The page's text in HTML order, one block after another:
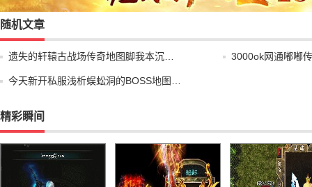
随机文章
遗失的轩辕古战场传奇地图脚我本沉… 3000ok网通嘟嘟
今天新开私服浅析蜈蚣洞的BOSS地图…
精彩瞬间